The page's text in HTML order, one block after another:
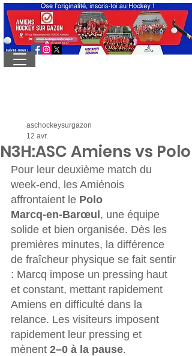
N3H:ASC Amiens vs Polo
aschockeysurgazon
12 avr.
Pour leur deuxième match du
week‑end, les Amiénois
affrontaient le Polo
Marcq‑en‑Barœul , une équipe
solide et bien organisée. Dès les
premières minutes, la différence
de fraîcheur physique se fait sentir
: Marcq impose un pressing haut
et constant, mettant rapidement
Amiens en difficulté dans la
relance. Les visiteurs imposent
rapidement leur pressing et
mènent 2–0 à la pause.